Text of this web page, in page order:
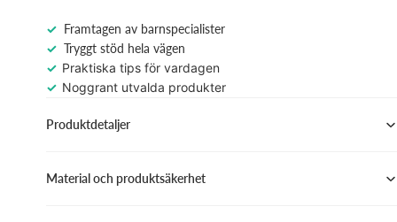
✓ Framtagen av barnspecialister
✓ Tryggt stöd hela vägen
✓ Praktiska tips för vardagen
✓ Noggrant utvalda produkter
Produktdetaljer
Material och produktsäkerhet